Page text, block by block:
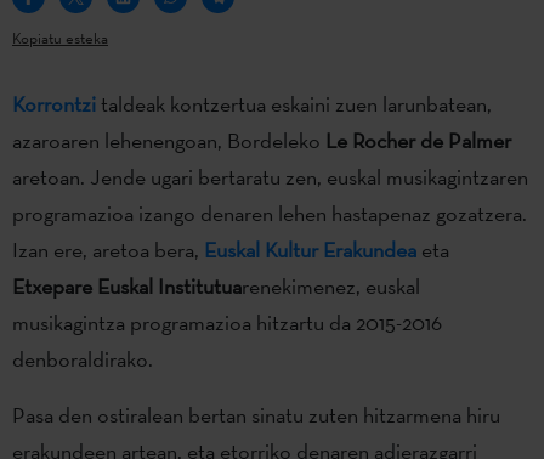
Kopiatu esteka
Korrontzi taldeak kontzertua eskaini zuen larunbatean,
azaroaren lehenengoan, Bordeleko Le Rocher de Palmer
aretoan. Jende ugari bertaratu zen, euskal musikagintzaren
programazioa izango denaren lehen hastapenaz gozatzera.
Izan ere, aretoa bera, Euskal Kultur Erakundea eta
Etxepare Euskal Institutuarenekimenez, euskal
musikagintza programazioa hitzartu da 2015-2016
denboraldirako.
Pasa den ostiralean bertan sinatu zuten hitzarmena hiru
erakundeen artean, eta etorriko denaren adierazgarri